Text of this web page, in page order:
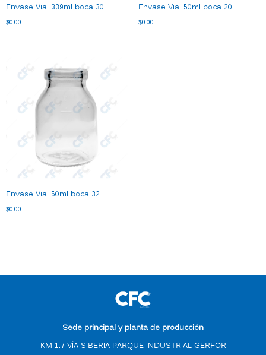
Envase Vial 339ml boca 30
$0.00
Envase Vial 50ml boca 20
$0.00
Envase Vial 50ml boca 32
$0.00
Sede principal y planta de producción
KM 1.7 VÍA SIBERIA PARQUE INDUSTRIAL GERFOR